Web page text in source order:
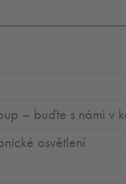
– buďte s námi v
osvětlení